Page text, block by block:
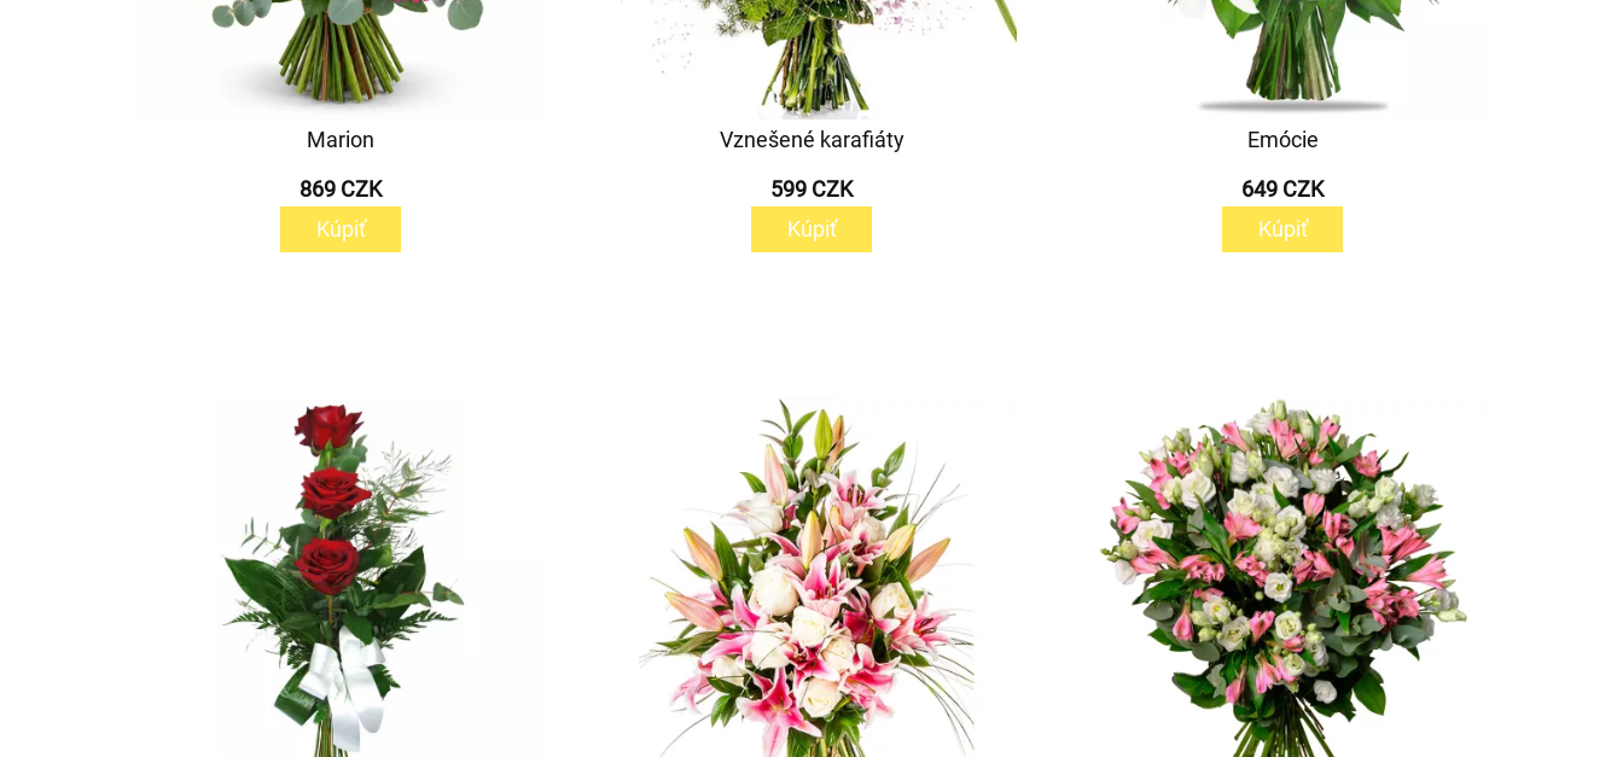
Marion
869 CZK
Kúpiť
Vznešené karafiáty
599 CZK
Kúpiť
Emócie
649 CZK
Kúpiť